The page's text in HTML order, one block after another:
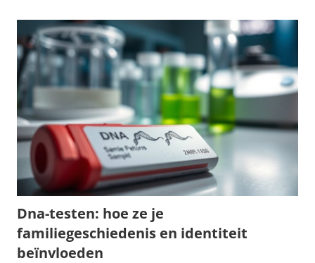
Dna-testen: hoe ze je
familiegeschiedenis en identiteit
beïnvloeden